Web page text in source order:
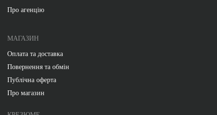
Про агенцію
МАГАЗИН
Оплата та доставка
Повернення та обмін
Публічна оферта
Про магазин